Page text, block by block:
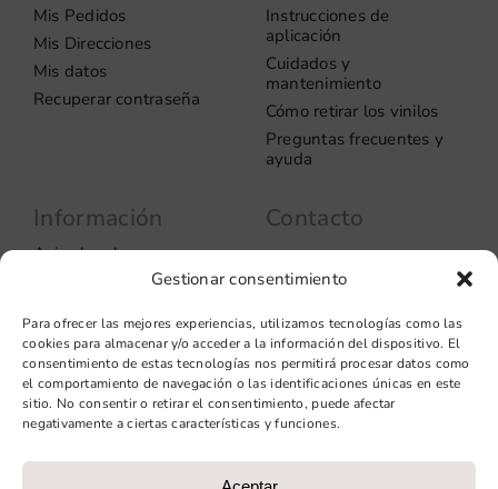
Gestionar consentimiento
Para ofrecer las mejores experiencias, utilizamos tecnologías como las
cookies para almacenar y/o acceder a la información del dispositivo. El
consentimiento de estas tecnologías nos permitirá procesar datos como
el comportamiento de navegación o las identificaciones únicas en este
sitio. No consentir o retirar el consentimiento, puede afectar
negativamente a ciertas características y funciones.
Mis Pedidos
Mis Direcciones
Mis datos
Recuperar contraseña
Instrucciones de
aplicación
Cuidados y
mantenimiento
Cómo retirar los vinilos
Preguntas frecuentes y
ayuda
Información
Aviso legal
Política de privacidad
cookies
Condiciones de venta
Condiciones generales de
contratación
Diseño web: qualitystudio
Contacto
08037 – Barcelona
+34 93 706 51 69
hello@vinilook.net